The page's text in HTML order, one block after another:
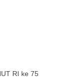
RI ke 75